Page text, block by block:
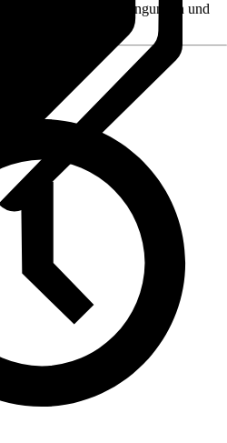
z. B. Rückgabebedingungen und
Verkäufernamen.